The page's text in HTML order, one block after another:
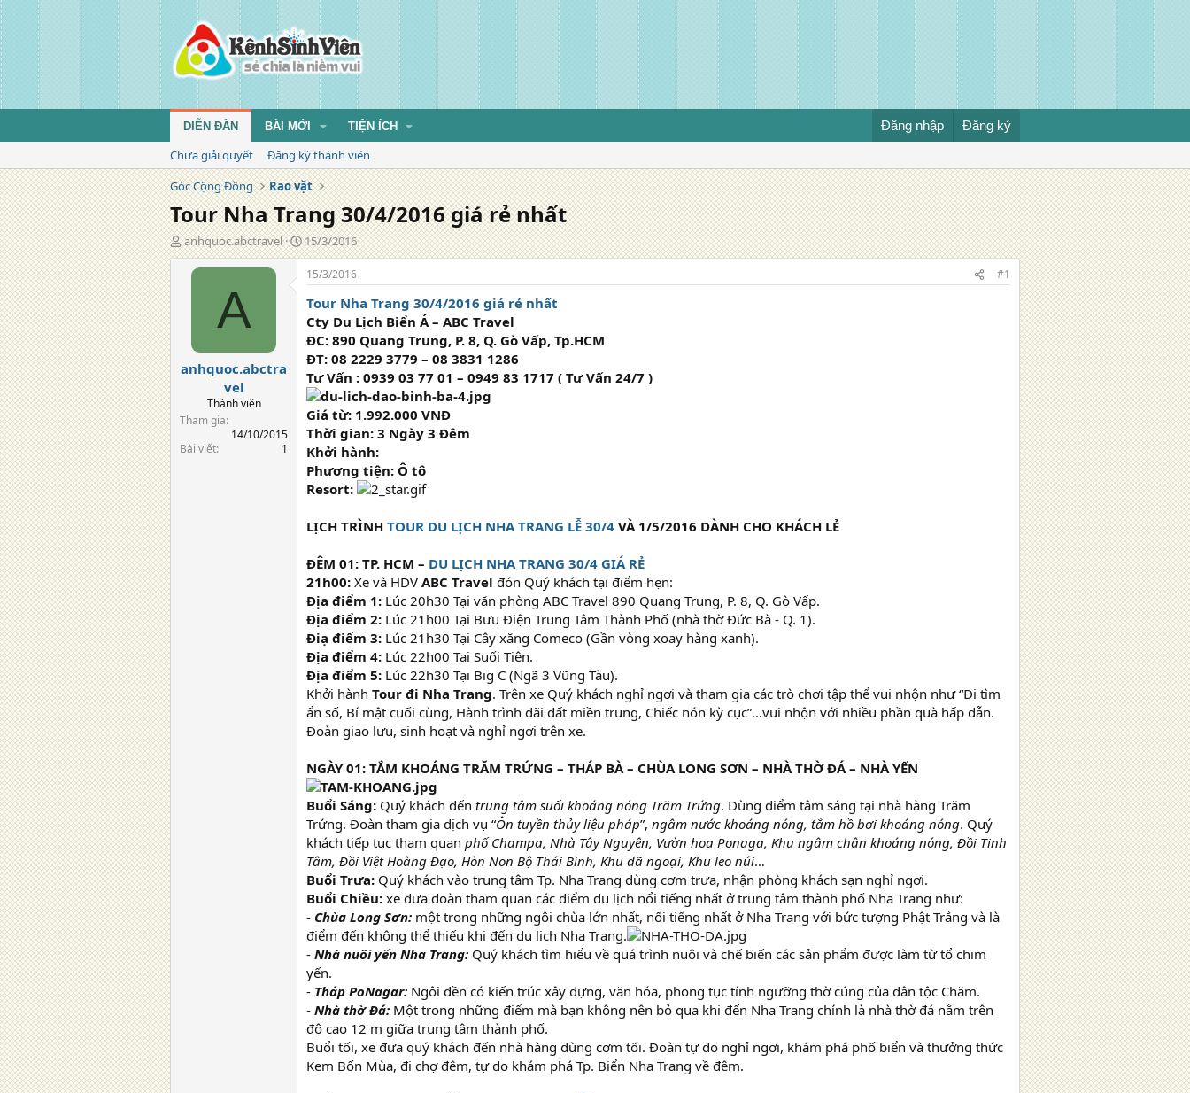
DIỄN ĐÀN BÀI MỚI TIỆN ÍCH Đăng nhập Đăng ký
Chưa giải quyết
Đăng ký thành viên
Góc Cộng Đồng
Rao vặt
Tour Nha Trang 30/4/2016 giá rẻ nhất
T
á
anhquoc.abctravel
N
g
à
y
đ
ă
n
g
15/3/2016
A
anhquoc.abctra
vel
Thành viên
Tham gia
14/10/2015
Bài viết
1
15/3/2016 #1
Tour Nha Trang 30/4/2016 giá rẻ nhất
Cty Du Lịch Biển Á – ABC Travel
ĐC: 890 Quang Trung, P. 8, Q. Gò Vấp, Tp.HCM
ĐT: 08 2229 3779 – 08 3831 1286
Tư Vấn : 0939 03 77 01 – 0949 83 1717 ( Tư Vấn 24/7 )
Giá từ: 1.992.000 VNĐ
Thời gian: 3 Ngày 3 Đêm
Khởi hành:
Phương tiện: Ô tô
Resort:
LỊCH TRÌNH TOUR DU LỊCH NHA TRANG LỄ 30/4 VÀ 1/5/2016 DÀNH CHO KHÁCH LẺ
ĐÊM 01: TP. HCM – DU LỊCH NHA TRANG 30/4 GIÁ RẺ
21h00: Xe và HDV ABC Travel đón Quý khách tại điểm hẹn:
Địa điểm 1: Lúc 20h30 Tại văn phòng ABC Travel 890 Quang Trung, P. 8, Q. Gò Vấp.
Địa điểm 2: Lúc 21h00 Tại Bưu Điện Trung Tâm Thành Phố (nhà thờ Đức Bà - Q. 1).
Điạ điểm 3: Lúc 21h30 Tại Cây xăng Comeco (Gần vòng xoay hàng xanh).
Địa điểm 4: Lúc 22h00 Tại Suối Tiên.
Địa điểm 5: Lúc 22h30 Tại Big C (Ngã 3 Vũng Tàu).
Khởi hành Tour đi Nha Trang. Trên xe Quý khách nghỉ ngơi và tham gia các trò chơi tập thể vui nhộn như “Đi tìm
ẩn số, Bí mật cuối cùng, Hành trình dãi đất miền trung, Chiếc nón kỳ cục”…vui nhộn với nhiều phần quà hấp dẫn.
Đoàn giao lưu, sinh hoạt và nghỉ ngơi trên xe.
NGÀY 01: TẮM KHOÁNG TRĂM TRỨNG – THÁP BÀ – CHÙA LONG SƠN – NHÀ THỜ ĐÁ– NHÀ YẾN
Buổi Sáng: Quý khách đến trung tâm suối khoáng nóng Trăm Trứng. Dùng điểm tâm sáng tại nhà hàng Trăm
Trứng. Đoàn tham gia dịch vụ “Ôn tuyền thủy liệu pháp”, ngâm nước khoáng nóng, tắm hồ bơi khoáng nóng. Quý
khách tiếp tục tham quan phố Champa, Nhà Tây Nguyên, Vườn hoa Ponaga, Khu ngâm chân khoáng nóng, Đồi Tịnh
Tâm, Đồi Việt Hoàng Đạo, Hòn Non Bộ Thái Bình, Khu dã ngoại, Khu leo núi…
Buổi Trưa: Quý khách vào trung tâm Tp. Nha Trang dùng cơm trưa, nhận phòng khách sạn nghỉ ngơi.
Buổi Chiều: xe đưa đoàn tham quan các điểm du lịch nổi tiếng nhất ở trung tâm thành phố Nha Trang như:
- Chùa Long Sơn: một trong những ngôi chùa lớn nhất, nổi tiếng nhất ở Nha Trang với bức tượng Phật Trắng và là
điểm đến không thể thiếu khi đến du lịch Nha Trang.
- Nhà nuôi yến Nha Trang: Quý khách tìm hiểu về quá trình nuôi và chế biến các sản phẩm được làm từ tổ chim
yến.
- Tháp PoNagar: Ngôi đền có kiến trúc xây dựng, văn hóa, phong tục tính ngưỡng thờ cúng của dân tộc Chăm.
- Nhà thờ Đá: Một trong những điểm mà bạn không nên bỏ qua khi đến Nha Trang chính là nhà thờ đá nằm trên
độ cao 12 m giữa trung tâm thành phố.
Buổi tối, xe đưa quý khách đến nhà hàng dùng cơm tối. Đoàn tự do nghỉ ngơi, khám phá phố biển và thưởng thức
Kem Bốn Mùa, đi chợ đêm, tự do khám phá Tp. Biển Nha Trang về đêm.